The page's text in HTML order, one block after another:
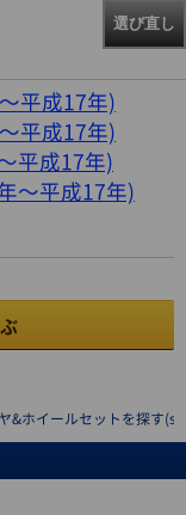
選び直し
平成17年)
平成17年)
平成17年)
～平成17年)
&ホイールセットを探す